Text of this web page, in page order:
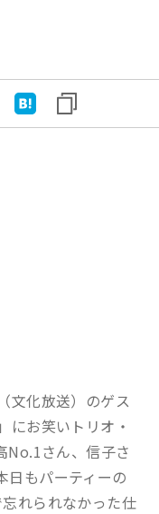
文化放送）のゲス
にお笑いトリオ・
No.1さん、信子さ
日もパーティーの
れられなかった仕